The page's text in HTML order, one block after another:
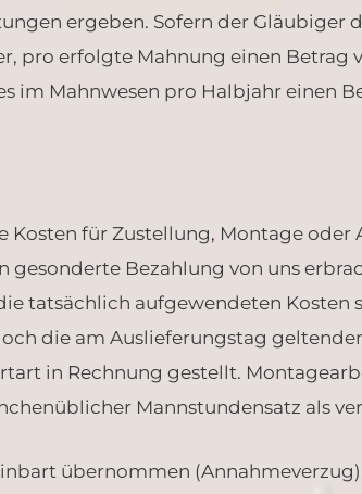
ergeben. Sofern der Gläubiger
pro erfolgte Mahnung einen Betrag
im Mahnwesen pro Halbjahr einen
Kosten für Zustellung, Montage oder
gesonderte Bezahlung von uns
tatsächlich aufgewendeten Kosten
die am Auslieferungstag
in Rechnung gestellt.
Mannstundensatz als
übernommen